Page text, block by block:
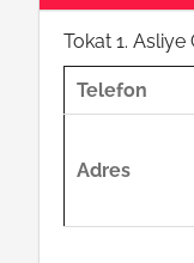
Tokat 1.
Telefon
Adres